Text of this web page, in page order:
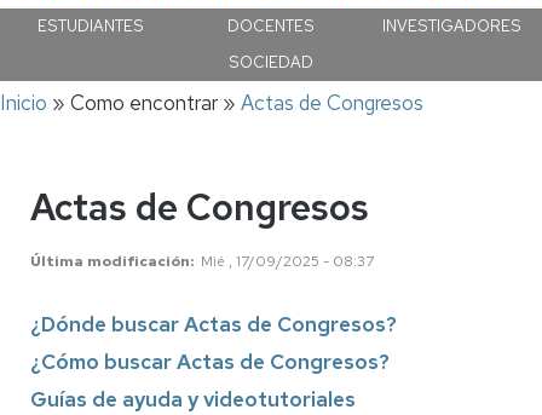
ESTUDIANTES DOCENTES
INVESTIGADORES
SOCIEDAD
Ruta
Inicio Como encontrar Actas de Congresos
Actas de Congresos
Última modificación Mié , 17/09/2025 - 08:37
¿Dónde buscar Actas de Congresos?
¿Cómo buscar Actas de Congresos?
Guías de ayuda y videotutoriales